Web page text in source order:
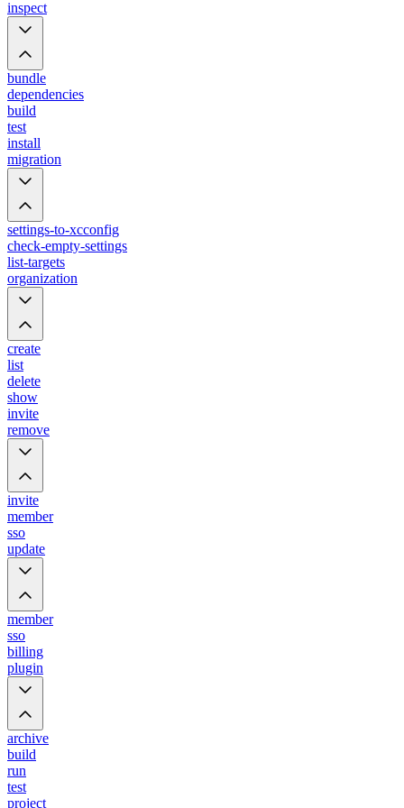
inspect
bundle
dependencies
build
test
install
migration
settings-to-xcconfig
check-empty-settings
list-targets
organization
create
list
delete
show
invite
remove
invite
member
sso
update
member
sso
billing
plugin
archive
build
run
test
project